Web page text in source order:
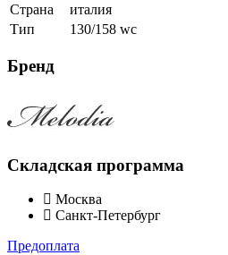
Страна
италия
Тип
130/158 wc
Бренд
Складская программа
Москва
Санкт-Петербург
Предоплата